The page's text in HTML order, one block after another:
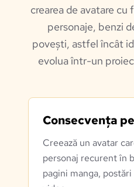
crearea de avatare
personaje, benzi
povești, astfel încât
evolua într-un
Consecvența
Creează un avatar
personaj recurent în
pagini manga,